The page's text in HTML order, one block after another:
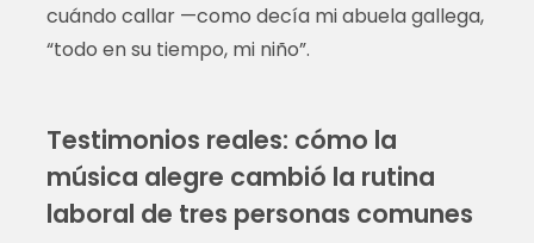
cuándo callar —como decía mi abuela gallega,
“todo en su tiempo, mi niño”.
Testimonios reales: cómo la
música alegre cambió la rutina
laboral de tres personas comunes